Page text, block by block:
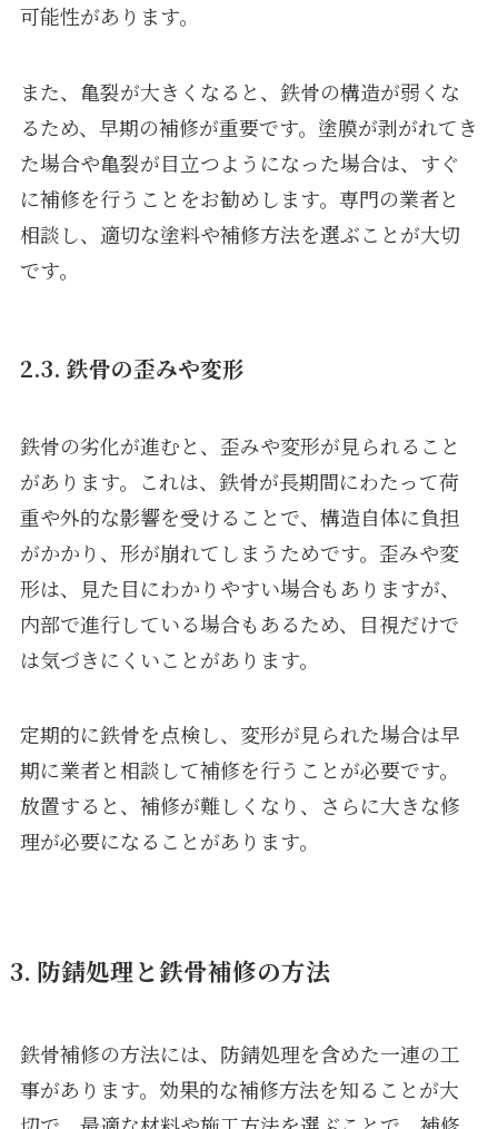
可能性があります。
また、亀裂が大きくなると、鉄骨の構造が弱くな
るため、早期の補修が重要です。塗膜が剥がれてき
た場合や亀裂が目立つようになった場合は、すぐ
に補修を行うことをお勧めします。専門の業者と
相談し、適切な塗料や補修方法を選ぶことが大切
です。
2.3. 鉄骨の歪みや変形
鉄骨の劣化が進むと、歪みや変形が見られること
があります。これは、鉄骨が長期間にわたって荷
重や外的な影響を受けることで、構造自体に負担
がかかり、形が崩れてしまうためです。歪みや変
形は、見た目にわかりやすい場合もありますが、
内部で進行している場合もあるため、目視だけで
は気づきにくいことがあります。
定期的に鉄骨を点検し、変形が見られた場合は早
期に業者と相談して補修を行うことが必要です。
放置すると、補修が難しくなり、さらに大きな修
理が必要になることがあります。
3. 防錆処理と鉄骨補修の方法
鉄骨補修の方法には、防錆処理を含めた一連の工
事があります。効果的な補修方法を知ることが大